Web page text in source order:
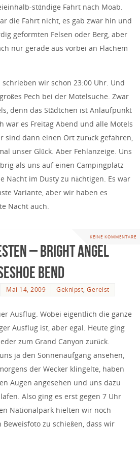
stündige Fahrt nach Moab.
die Fahrt nicht, es gab zwar hin und
geformten Felsen oder Berg, aber
nur gerade aus vorbei an Flachem
wir schon 23:00 Uhr. Und
Pech bei der Motelsuche. Zwar
denn das Städtchen ist Anlaufpunkt
war es Freitag Abend und alle Motels
sind dann einen Ort zurück gefahren,
unser Glück. Aber Fehlanzeige. Uns
als uns auf einen Campingplatz
Nacht im Dusty zu nächtigen. Es war
Variante, aber wir haben es
Nacht auch.
Fotos ,Geknipst ,Mars Monument Valley
,Urlaub,USA,usawesten
KEINE KOMMENTARE
– Bright Angel
Bend
Mai 14, 2009 Geknipst,Gereist
Ausflug. Wobei eigentlich die ganze
Ausflug ist, aber egal. Heute ging
zum Grand Canyon zurück.
ja den Sonnenaufgang ansehen,
der Wecker klingelte, haben
Augen angesehen und uns dazu
Also ging es erst gegen 7 Uhr
Nationalpark hielten wir noch
zu schießen, dass wir